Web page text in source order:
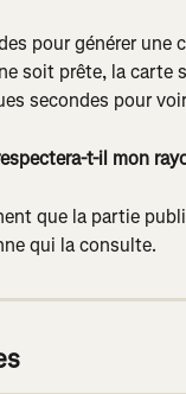
pour générer une
soit prête, la
secondes pour
t-il mon
que la partie
qui la consulte.